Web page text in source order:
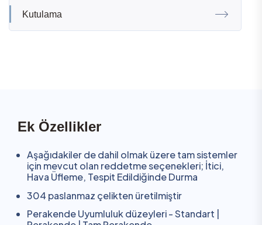
Kutulama
Ek Özellikler
Aşağıdakiler de dahil olmak üzere tam sistemler
için mevcut olan reddetme seçenekleri; İtici,
Hava Üfleme, Tespit Edildiğinde Durma
304 paslanmaz çelikten üretilmiştir
Perakende Uyumluluk düzeyleri - Standart |